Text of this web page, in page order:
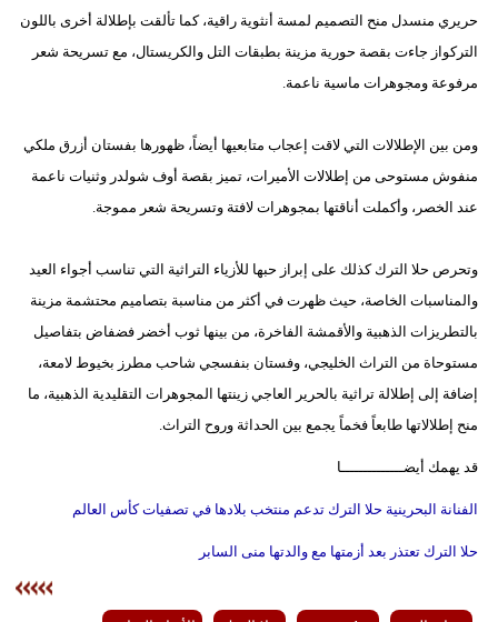
حريري منسدل منح التصميم لمسة أنثوية راقية، كما تألقت بإطلالة أخرى باللون
التركواز جاءت بقصة حورية مزينة بطبقات التل والكريستال، مع تسريحة شعر
مرفوعة ومجوهرات ماسية ناعمة.
ومن بين الإطلالات التي لاقت إعجاب متابعيها أيضاً، ظهورها بفستان أزرق ملكي
منفوش مستوحى من إطلالات الأميرات، تميز بقصة أوف شولدر وثنيات ناعمة
عند الخصر، وأكملت أناقتها بمجوهرات لافتة وتسريحة شعر مموجة.
وتحرص حلا الترك كذلك على إبراز حبها للأزياء التراثية التي تناسب أجواء العيد
والمناسبات الخاصة، حيث ظهرت في أكثر من مناسبة بتصاميم محتشمة مزينة
بالتطريزات الذهبية والأقمشة الفاخرة، من بينها ثوب أخضر فضفاض بتفاصيل
مستوحاة من التراث الخليجي، وفستان بنفسجي شاحب مطرز بخيوط لامعة،
إضافة إلى إطلالة تراثية بالحرير العاجي زينتها المجوهرات التقليدية الذهبية، ما
منح إطلالاتها طابعاً فخماً يجمع بين الحداثة وروح التراث.
قد يهمك أيضــــــــــــــا
الفنانة البحرينية حلا الترك تدعم منتخب بلادها في تصفيات كأس العالم
حلا الترك تعتذر بعد أزمتها مع والدتها منى السابر